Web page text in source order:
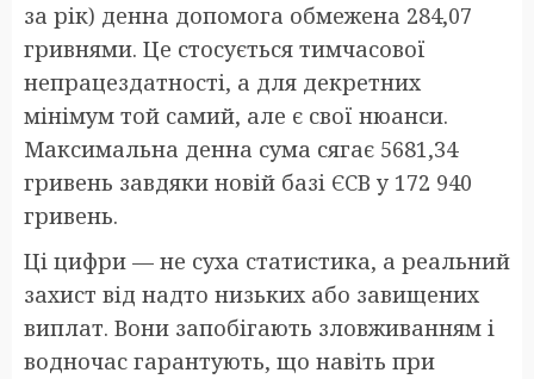
за рік) денна допомога обмежена 284,07
гривнями. Це стосується тимчасової
непрацездатності, а для декретних
мінімум той самий, але є свої нюанси.
Максимальна денна сума сягає 5681,34
гривень завдяки новій базі ЄСВ у 172 940
гривень.
Ці цифри — не суха статистика, а реальний
захист від надто низьких або завищених
виплат. Вони запобігають зловживанням і
водночас гарантують, що навіть при